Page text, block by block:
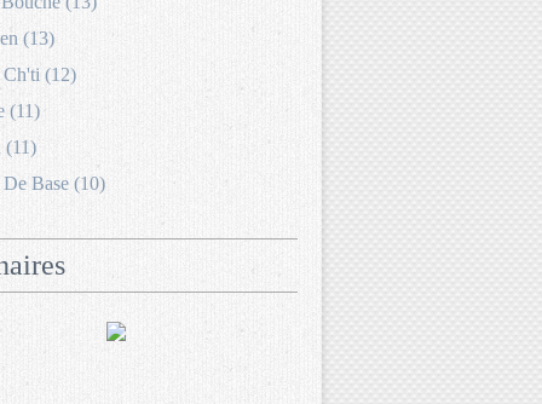
(13)
Ch'ti (12)
(11)
(11)
De Base (10)